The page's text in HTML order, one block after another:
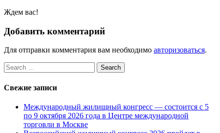
Ждем вас!
Добавить комментарий
Для отправки комментария вам необходимо авторизоваться.
Search
for:
Свежие записи
Международный жилищный конгресс — состоится с 5
по 9 октября 2026 года в Центре международной
торговли в Москве